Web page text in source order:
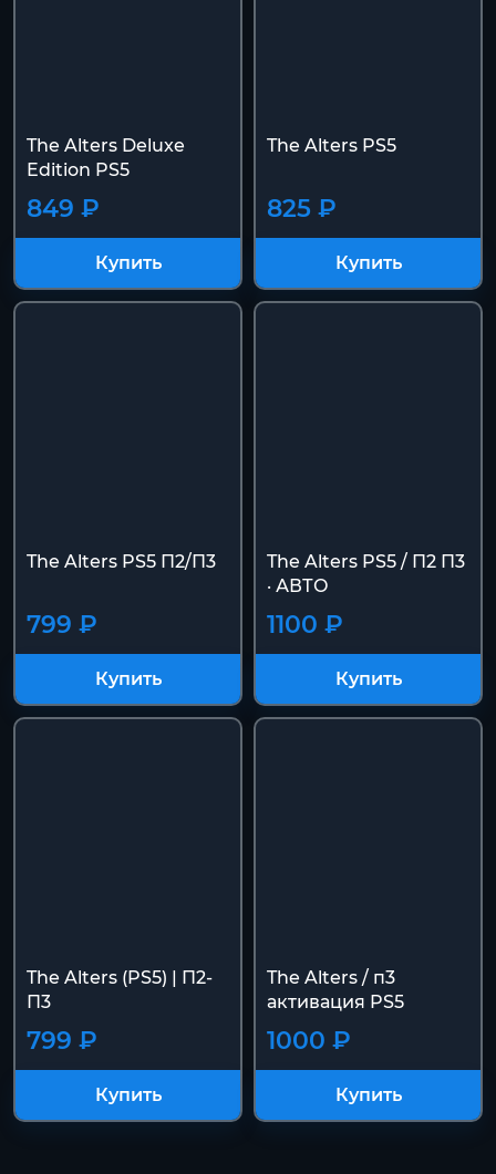
The Alters Deluxe
Edition PS5
849 ₽
Купить
The Alters PS5
825 ₽
Купить
The Alters PS5 П2/П3
799 ₽
Купить
The Alters PS5 / П2 П3
· АВТО
1100 ₽
Купить
The Alters (PS5) | П2-
П3
799 ₽
Купить
The Alters / п3
активация PS5
1000 ₽
Купить